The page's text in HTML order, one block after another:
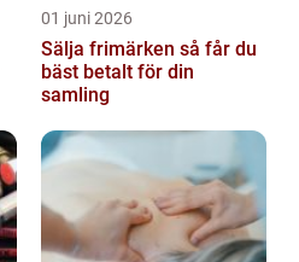
01 juni 2026
Sälja frimärken så får du
bäst betalt för din
samling